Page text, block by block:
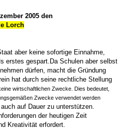
2005 den
Lorch
aber keine sofortige Einnahme,
erstes gespart. Da Schulen aber selbst
dürfen, macht die Gründung
hat durch seine rechtliche Stellung
wirtschaftlichen Zwecke. Dies bedeutet,
Zwecke verwendet werden
auf Dauer zu unterstützen.
der heutigen Zeit
Kreativität erfordert.